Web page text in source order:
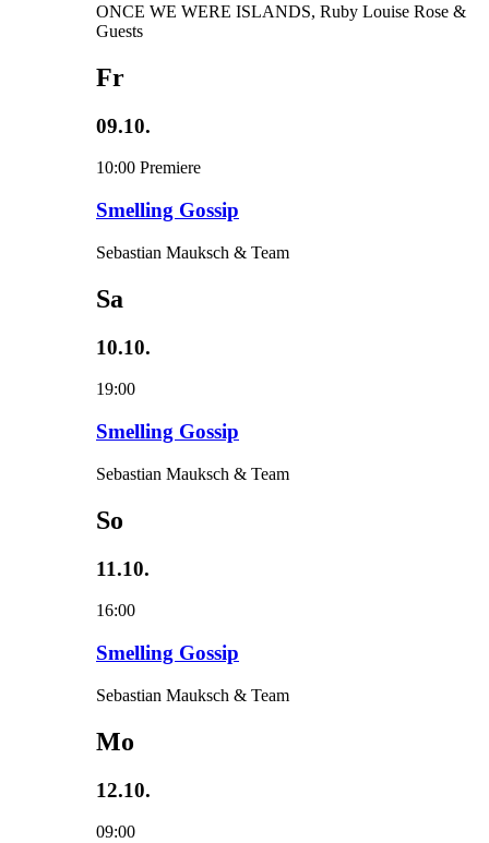
ONCE WE WERE ISLANDS, Ruby Louise Rose &
Guests
Fr
09.10.
10:00 Premiere
Smelling Gossip
Sebastian Mauksch & Team
Sa
10.10.
19:00
Smelling Gossip
Sebastian Mauksch & Team
So
11.10.
16:00
Smelling Gossip
Sebastian Mauksch & Team
Mo
12.10.
09:00